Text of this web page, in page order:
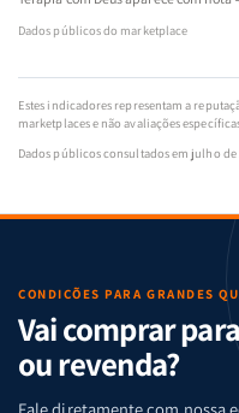
Dados públicos do marketplace
Estes indicadores representam a
marketplaces e não avaliações
Dados públicos consultados em julho de
CONDIÇÕES PARA GRANDES
Vai comprar
ou revenda?